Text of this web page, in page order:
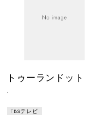
トゥーランドット
-
TBSテレビ